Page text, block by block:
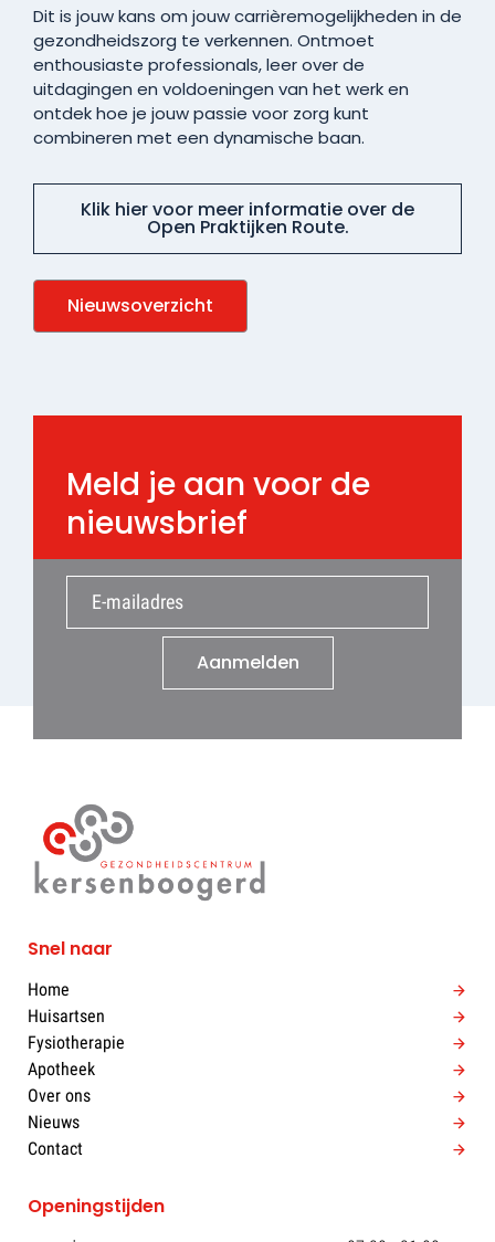
Dit is jouw kans om jouw carrièremogelijkheden in de
gezondheidszorg te verkennen. Ontmoet
enthousiaste professionals, leer over de
uitdagingen en voldoeningen van het werk en
ontdek hoe je jouw passie voor zorg kunt
combineren met een dynamische baan.
Klik hier voor meer informatie over de
Open Praktijken Route.
Nieuwsoverzicht
Meld je aan voor de
nieuwsbrief
Aanmelden
Snel naar
Home
Huisartsen
Fysiotherapie
Apotheek
Over ons
Nieuws
Contact
Openingstijden